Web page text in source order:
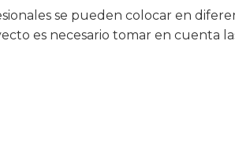
se pueden colocar en
es necesario tomar en cuenta